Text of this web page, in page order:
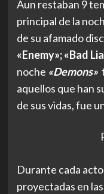
Aun restaban 9
principal de la
de su afamado
«Enemy»; «Bad
noche «Demons»
aquellos que han
de sus vidas, fue
Durante cada
proyectadas en